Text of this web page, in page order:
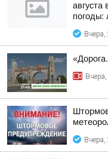
августа
погоды: